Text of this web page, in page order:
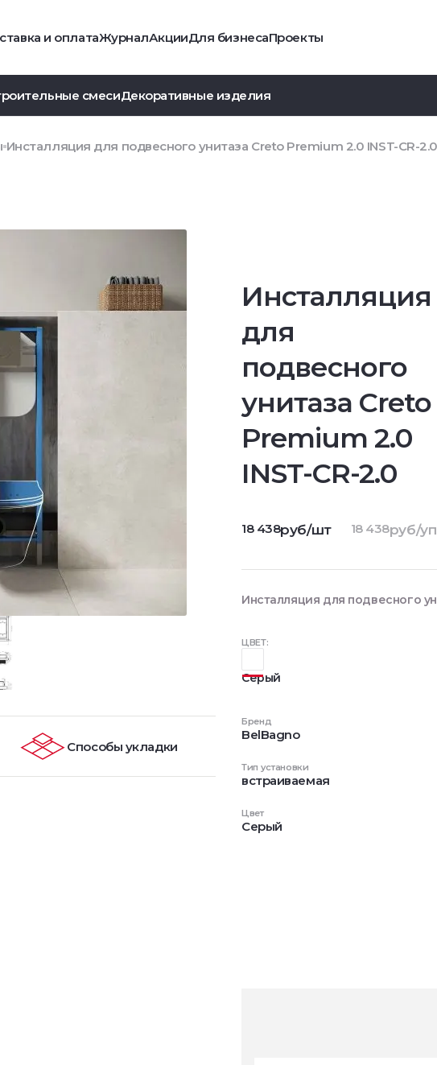
и оплатаЖурналАкцииДля бизнесаПроекты
смесиДекоративные изделия
Инсталляция для подвесного унитаза Creto Premium 2.0 INST-CR-2.0
Инсталляция
для
подвесного
унитаза Creto
Premium 2.0
INST-CR-2.0
ЦВЕТ:
Серый
Бренд
BelBagno
Тип установки
встраиваемая
Цвет
Серый
18 438руб/шт 18 438руб/
Инсталляция для подвесного
Способы укладки